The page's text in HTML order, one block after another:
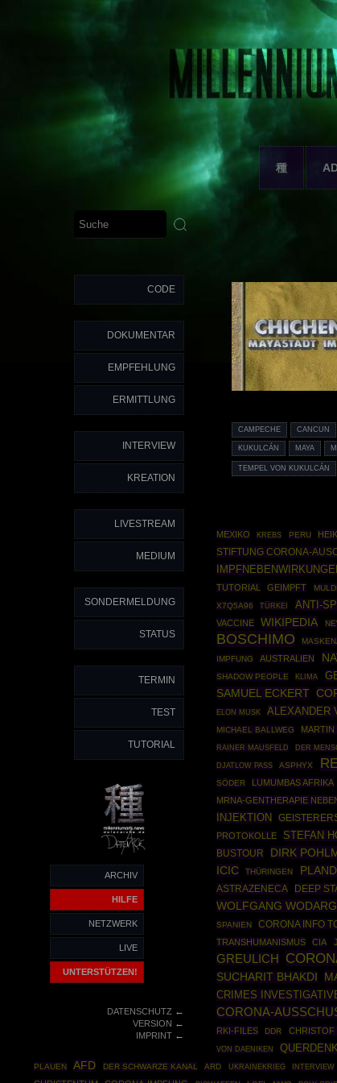
種
CODE
DOKUMENTAR
EMPFEHLUNG
ERMITTLUNG
INTERVIEW
KREATION
LIVESTREAM
MEDIUM
SONDERMELDUNG
STATUS
TERMIN
TEST
TUTORIAL
ARCHIV
HILFE
NETZWERK
LIVE
UNTERSTÜTZEN!
DATENSCHUTZ←
VERSION ←
IMPRINT←
CAMPECHE CANCUN
KUKULCÁN MAYA
TEMPEL VON KUKULCÁN
MEXIKO KREBS PERU
STIFTUNG CORONA-
TUTORIAL
GEIMPFT
X7Q5A96
TÜRKEI ANTI-
VACCINE
WIKIPEDIA
BOSCHIMO
IMPFUNG
AUSTRALIEN
SHADOW PEOPLE KLIMA
SAMUEL ECKERT
ELON MUSK ALEXANDER
MICHAEL BALLWEG MARTIN
RAINER MAUSFELD
DER
DJATLOW PASS ASPHYX
SÖDER
LUMUMBAS AFRIKA
MRNA-GENTHERAPIE
INJEKTION
PROTOKOLLE
STEFAN
BUSTOUR DIRK
ICIC THÜRINGEN
ASTRAZENECA DEEP
WOLFGANG WODARG
SPANIEN
CORONA INFO
TRANSHUMANISMUS CIA
GREULICH
SUCHARIT BHAKDI
CRIMES
CORONA-
RKI-FILES DDR CHRISTOF
VON DAENIKEN
PLAUEN
AFD DER SCHWARZE KANAL ARD UKRAINEKRIEG INTERVIEW